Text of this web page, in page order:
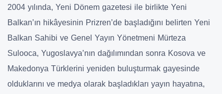
2004 yılında, Yeni Dönem gazetesi ile birlikte Yeni
Balkan’ın hikâyesinin Prizren’de başladığını belirten Yeni
Balkan Sahibi ve Genel Yayın Yönetmeni Mürteza
Sulooca, Yugoslavya’nın dağılımından sonra Kosova ve
Makedonya Türklerini yeniden buluşturmak gayesinde
olduklarını ve medya olarak başladıkları yayın hayatına,